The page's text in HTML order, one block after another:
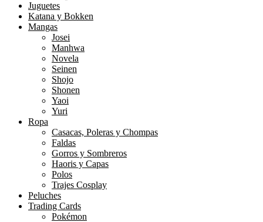
Juguetes
Katana y Bokken
Mangas
Josei
Manhwa
Novela
Seinen
Shojo
Shonen
Yaoi
Yuri
Ropa
Casacas, Poleras y Chompas
Faldas
Gorros y Sombreros
Haoris y Capas
Polos
Trajes Cosplay
Peluches
Trading Cards
Pokémon